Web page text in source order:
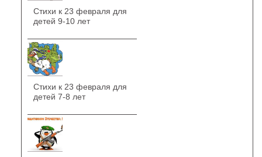
Стихи к 23 февраля для
детей 9-10 лет
Стихи к 23 февраля для
детей 7-8 лет